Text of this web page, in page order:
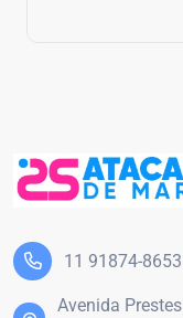
11 91874-8653
Avenida